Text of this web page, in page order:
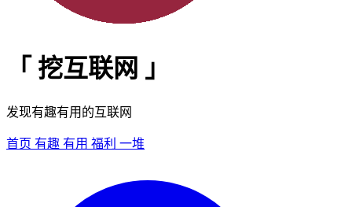
「 挖互联网 」
发现有趣有用的互联网
首页 有趣 有用 福利 一堆